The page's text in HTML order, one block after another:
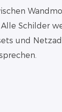
Alle Schilder
und